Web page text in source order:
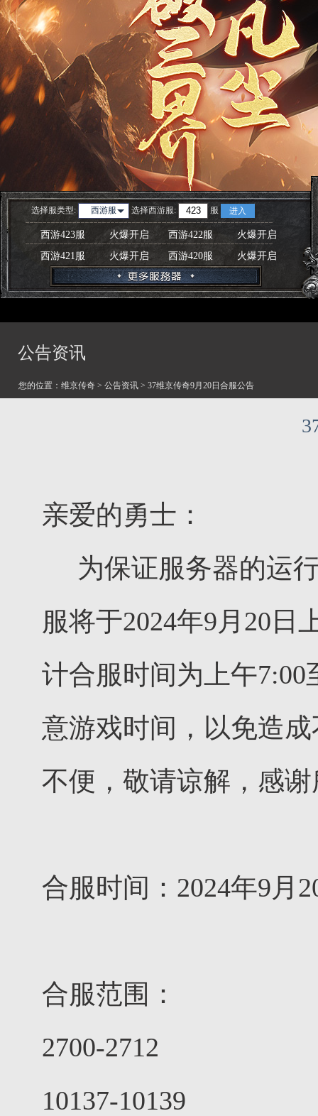
选择服类型: 西游服 选择西游服: 服 进入
西游423服 火爆开启 西游422服
火爆开启
西游421服
火爆开启 西游420服 火爆开启
公告资讯
您的位置： 维京传奇 > 公告资讯 > 37维京传奇9月20日合服公告
亲爱的勇士：
为保证服务器的运行
服将于2024年9月20日
计合服时间为上午
意游戏时间，以免造
不便，敬请谅解，感
合服时间：2024年9月
合服范围：
2700-2712
10137-10139